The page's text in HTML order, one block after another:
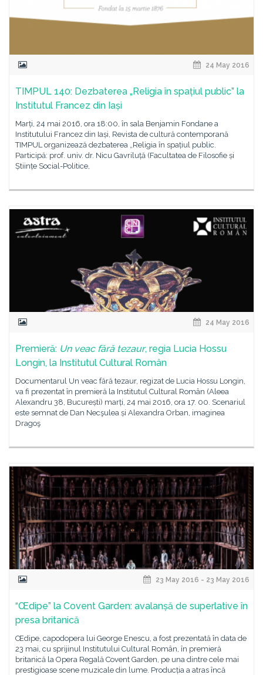
24 May 2016
TIMPUL 140: Dezbaterea „Religia în spațiul public” la
Institutul Francez din Iași
Marți, 24 mai 2016, ora 18:00, în sala Benjamin Fondane a
Institutului Francez din Iași, Revista de cultură contemporană
TIMPUL organizează dezbaterea „Religia în spațiul public.
Participă: prof. univ. dr. Nicu Gavriluță (Facultatea de Filosofie și
Științe Social-Politice,
24 May 2016
Premieră: Un veac fără tezaur, regia Lucia Hossu
Longin, la Institutul Cultural Român
Documentarul Un veac fără tezaur, regizat de Lucia Hossu Longin,
va fi prezentat în premieră la Institutul Cultural Român (Aleea
Alexandru 38, București) marți, 24 mai 2016, ora 17. 00. Scenariul
este semnat de Dan Necşulea și Alexandra Orban, imaginea
Dragoş
23 May 2016 - 23 May 2016
“Œdipe” la Covent Garden: avalanșă de superlative în
presa britanică
Œdipe, capodopera lui George Enescu, a fost prezentată în data de
23 mai, cu sprijinul Institutului Cultural Român, în premieră
britanică la Opera Regală Covent Garden, pe una dintre cele mai
prestigioase scene muzicale din lume. Producția a atras încă